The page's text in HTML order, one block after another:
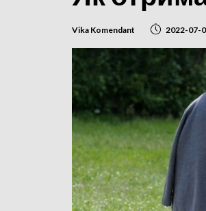
Vika Komendant 2022-07-